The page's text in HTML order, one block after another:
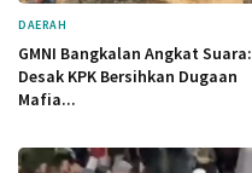
DAERAH
GMNI Bangkalan Angkat Suara:
Desak KPK Bersihkan Dugaan
Mafia...